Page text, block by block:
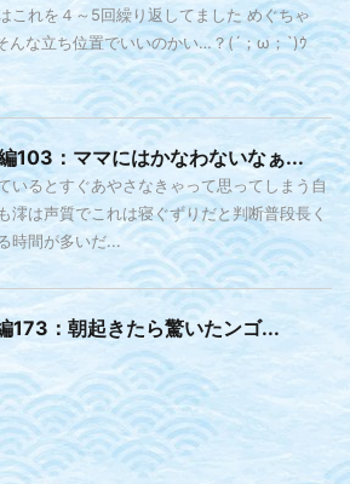
これを４～5回繰り返してました めぐちゃ
んな立ち位置でいいのかい…？(´；ω；`)ｳ
103：ママにはかなわないなぁ...
いるとすぐあやさなきゃって思ってしまう自
澪は声質でこれは寝ぐずりだと判断普段長く
時間が多いだ...
173：朝起きたら驚いたンゴ...